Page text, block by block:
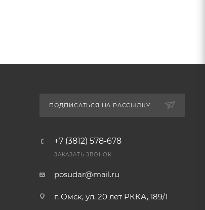
ПОДПИСАТЬСЯ НА РАССЫЛКУ
+7 (3812) 578-678
ЗАКАЗАТЬ ЗВОНОК
posudar@mail.ru
г. Омск, ул. 20 лет РККА, 189/1